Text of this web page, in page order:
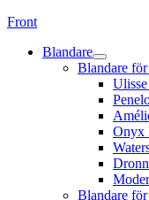
Front
Blandare
Blandare
Onyx
Blandare